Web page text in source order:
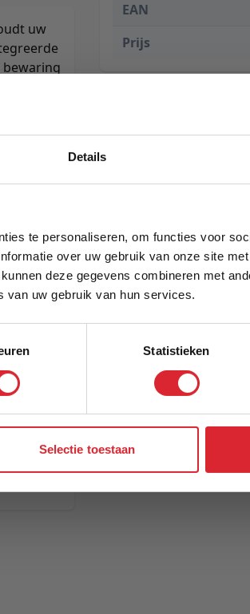
Details
te personaliseren, om functies voor
over uw gebruik van onze site
deze gegevens combineren met
van uw gebruik van hun services.
Statistieken
Selectie toestaan
uw
EAN
Prijs
Korting
ontvang direct een